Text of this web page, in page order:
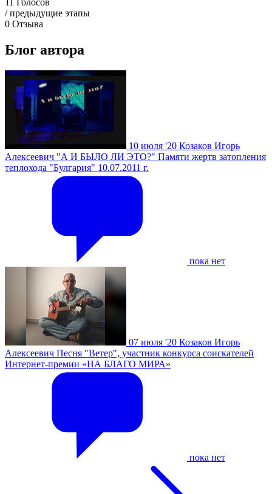
11 Голосов
/ предыдущие этапы
0 Отзыва
Блог автора
10 июля '20 Козаков Игорь
Алексеевич "А И БЫЛО ЛИ ЭТО?" Памяти жертв затопления
теплохода "Булгария" 10.07.2011 г.
пока нет
07 июля '20 Козаков Игорь
Алексеевич Песня "Ветер", участник конкурса соискателей
Интернет-премии «НА БЛАГО МИРА»
пока нет